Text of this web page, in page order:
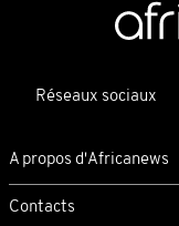
Réseaux sociaux
A propos d'Africanews
Contacts